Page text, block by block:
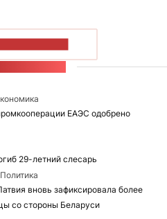
ЕАЭС одобрено
29-летний слесарь
вновь зафиксировала более
со стороны Беларуси